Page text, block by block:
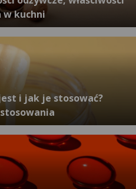
kuchni
i jak je stosować?